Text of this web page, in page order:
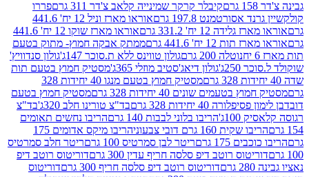
קיבלר קרקר שמינייה קלאב צ'דר 311 גרם
פררו
197.8 גרם
אוראו מארז וניל 12 יח' 441.6
12 יח' 331.2 גרם
אוראו מארז שוקו 12 יח' 441.6
12 יח' 441.6 גרם
ממתק אבקה חמוץ- מתוק בטעם
נוטלה 200 גרם
גולון טווינס ללא ת.סוכר 147ג'
גולון סנדוויץ'
250ג'
גולון דיאג'סטיב מוזלי 365ג'
מסטיק חמוץ בטעם תות
מסטיק חמוץ בטעם מנגו 40 יחידות 328
בטעמים שונים 40 יחידות 328 גרם
מסטיק חמוץ בטעם
40 יחידות 328 גרם
בד"צ טורינו חלב 320ג'
בד"צ
הריבו בלוני לבבות 140 גרם
הריבו נחשים תאומים
160 גרם דובי צבעוני
הריבו מיקס אדומים 175
175 גרם
ריטר לבן סמרטיס 100 גרם
ריטר חלב סמרטיס
רוטב דיפ סלסה חריף עדין 300 גרם
דוריטוס רוטב דיפ
דוריטוס רוטב דיפ סלסה חריף 300 גרם
דוריטוס